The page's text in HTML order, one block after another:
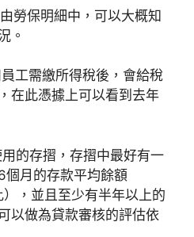
勞保明細中，可以大概知
。
工需繳所得稅後，會給稅
在此憑據上可以看到去年
的存摺，存摺中最好有一
個月的存款平均餘額
，並且至少有半年以上的
以做為貸款審核的評估依